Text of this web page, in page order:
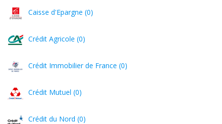
Caisse d'Epargne (0)
Crédit Agricole (0)
Crédit Immobilier de France (0)
Crédit Mutuel (0)
Crédit du Nord (0)